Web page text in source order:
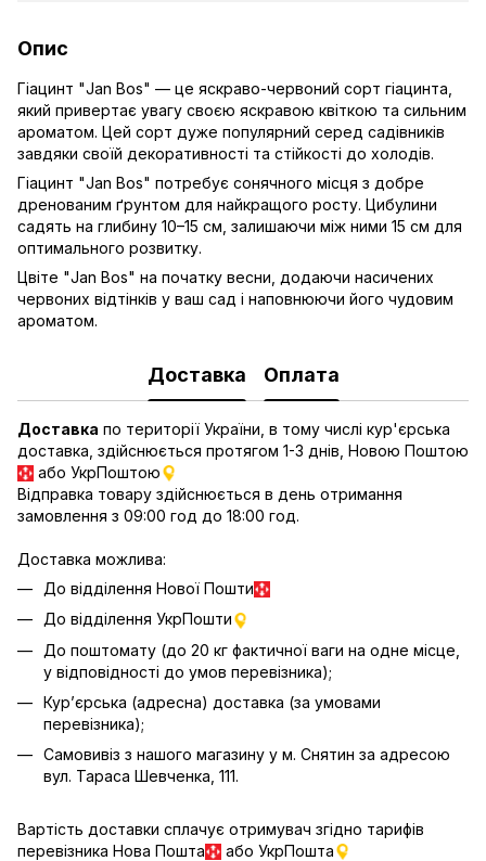
Опис
Гіацинт "Jan Bos" — це яскраво-червоний сорт гіацинта,
який привертає увагу своєю яскравою квіткою та сильним
ароматом. Цей сорт дуже популярний серед садівників
завдяки своїй декоративності та стійкості до холодів.
Гіацинт "Jan Bos" потребує сонячного місця з добре
дренованим ґрунтом для найкращого росту. Цибулини
садять на глибину 10–15 см, залишаючи між ними 15 см для
оптимального розвитку.
Цвіте "Jan Bos" на початку весни, додаючи насичених
червоних відтінків у ваш сад і наповнюючи його чудовим
ароматом.
Доставка Оплата
Доставка по території України, в тому числі кур'єрська
доставка, здійснюється протягом 1-3 днів, Новою Поштою
або УкрПоштою
Відправка товару здійснюється в день отримання
замовлення з 09:00 год до 18:00 год.
Доставка можлива:
До відділення Нової Пошти
До відділення УкрПошти
До поштомату (до 20 кг фактичної ваги на одне місце,
у відповідності до умов перевізника);
Кур’єрська (адресна) доставка (за умовами
перевізника);
Самовивіз з нашого магазину у м. Снятин за адресою
вул. Тараса Шевченка, 111.
Вартість доставки сплачує отримувач згідно тарифів
перевізника Нова Пошта
або УкрПошта